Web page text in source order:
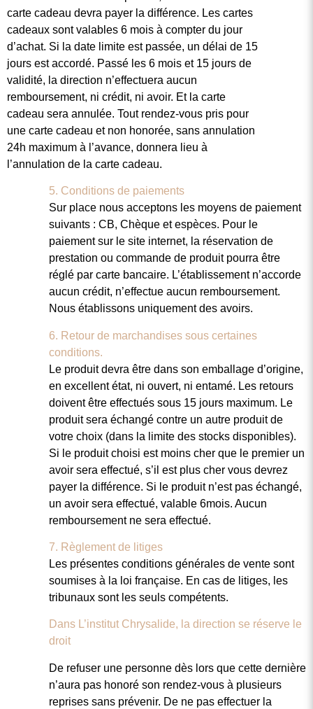
carte cadeau devra payer la différence. Les cartes
cadeaux sont valables 6 mois à compter du jour
d’achat. Si la date limite est passée, un délai de 15
jours est accordé. Passé les 6 mois et 15 jours de
validité, la direction n’effectuera aucun
remboursement, ni crédit, ni avoir. Et la carte
cadeau sera annulée. Tout rendez-vous pris pour
une carte cadeau et non honorée, sans annulation
24h maximum à l’avance, donnera lieu à
l’annulation de la carte cadeau.
5. Conditions de paiements
Sur place nous acceptons les moyens de paiement
suivants : CB, Chèque et espèces. Pour le
paiement sur le site internet, la réservation de
prestation ou commande de produit pourra être
réglé par carte bancaire. L’établissement n’accorde
aucun crédit, n’effectue aucun remboursement.
Nous établissons uniquement des avoirs.
6. Retour de marchandises sous certaines
conditions.
Le produit devra être dans son emballage d’origine,
en excellent état, ni ouvert, ni entamé. Les retours
doivent être effectués sous 15 jours maximum. Le
produit sera échangé contre un autre produit de
votre choix (dans la limite des stocks disponibles).
Si le produit choisi est moins cher que le premier un
avoir sera effectué, s’il est plus cher vous devrez
payer la différence. Si le produit n’est pas échangé,
un avoir sera effectué, valable 6mois. Aucun
remboursement ne sera effectué.
7. Règlement de litiges
Les présentes conditions générales de vente sont
soumises à la loi française. En cas de litiges, les
tribunaux sont les seuls compétents.
Dans L’institut Chrysalide, la direction se réserve le
droit
De refuser une personne dès lors que cette dernière
n’aura pas honoré son rendez-vous à plusieurs
reprises sans prévenir. De ne pas effectuer la